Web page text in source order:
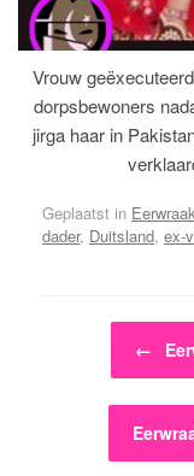
Vrouw
dorpsbewoners
jirga haar in
Geplaatst in
dader, Duitsland, ex-
Bericht navigatie
←